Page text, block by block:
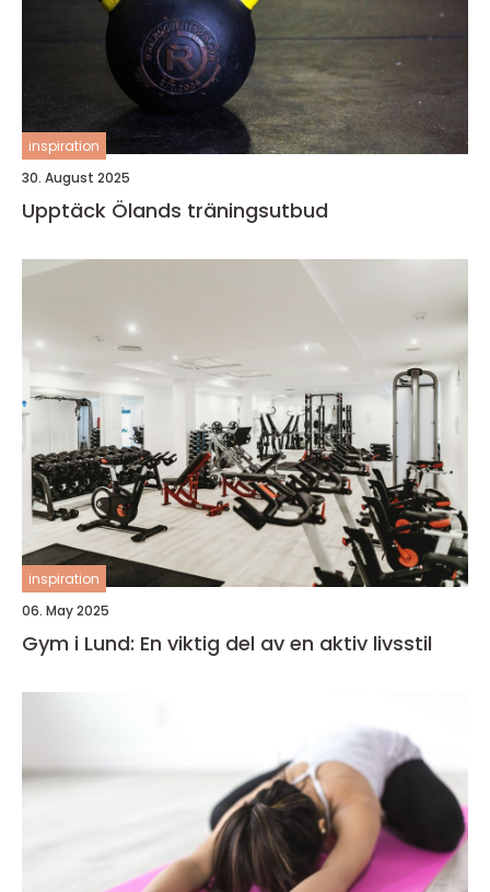
inspiration
30. August 2025
Upptäck Ölands träningsutbud
inspiration
06. May 2025
Gym i Lund: En viktig del av en aktiv livsstil